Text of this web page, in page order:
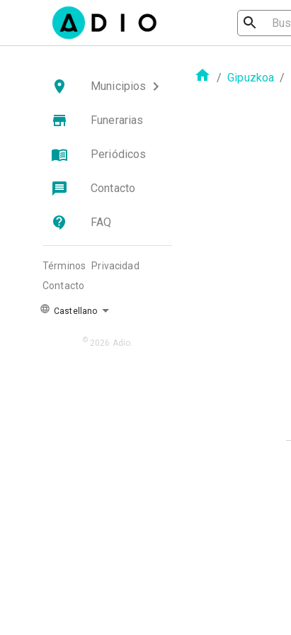
Municipios
Funerarias
Periódicos
Contacto
FAQ
Términos
Privacidad
Contacto
Castellano
© 2026 Adio.
/ Gipuzkoa /